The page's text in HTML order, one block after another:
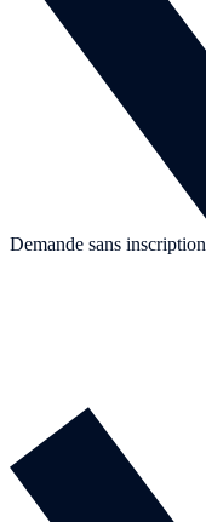
Demande sans inscription